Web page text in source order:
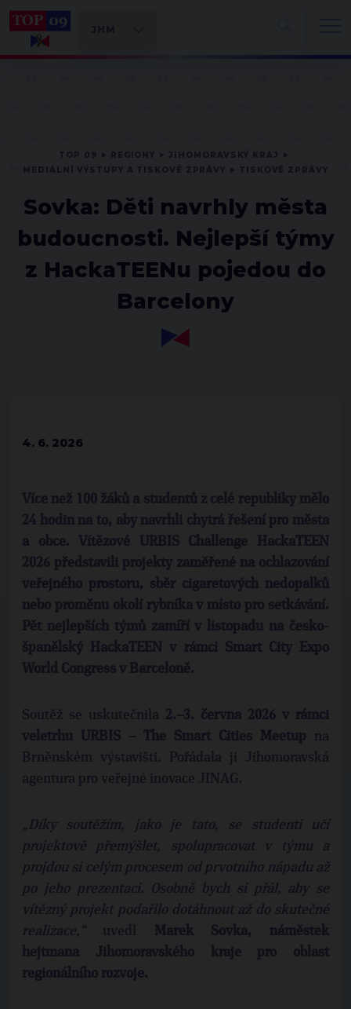
Sovka: Děti navrhly města
budoucnosti. Nejlepší týmy
z HackaTEENu pojedou do
Barcelony
4. 6. 2026
Více než 100 žáků a studentů z celé republiky mělo
24 hodin na to, aby navrhli chytrá řešení pro města
a obce. Vítězové URBIS Challenge HackaTEEN
2026 představili projekty zaměřené na ochlazování
veřejného prostoru, sběr cigaretových nedopalků
nebo proměnu okolí rybníka v místo pro setkávání.
Pět nejlepších týmů zamíří v listopadu na česko-
španělský HackaTEEN v rámci Smart City Expo
World Congress v Barceloně.
Soutěž se uskutečnila 2.–3. června 2026 v rámci
veletrhu URBIS – The Smart Cities Meetup na
Brněnském výstavišti. Pořádala ji Jihomoravská
agentura pro veřejné inovace JINAG.
„Díky soutěžím, jako je tato, se studenti učí
projektově přemýšlet, spolupracovat v týmu a
projdou si celým procesem od prvotního nápadu až
po jeho prezentaci. Osobně bych si přál, aby se
vítězný projekt podařilo dotáhnout až do skutečné
realizace,“uvedl
Marek Sovka, náměstek
hejtmana Jihomoravského kraje pro oblast
regionálního rozvoje.